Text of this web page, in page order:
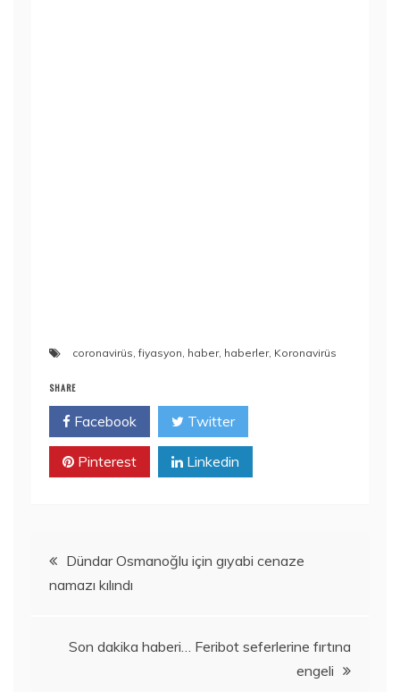
coronavirüs,fiyasyon, haber, haberler, Koronavirüs
SHARE
Facebook Twitter
Pinterest Linkedin
Yazı
gezinmesi
Dündar Osmanoğlu için gıyabi cenaze
namazı kılındı
Son dakika haberi… Feribot seferlerine fırtına
engeli